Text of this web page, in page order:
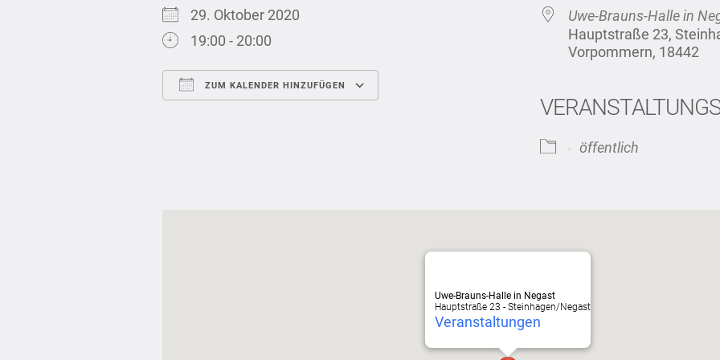
29. Oktober 2020
19:00 - 20:00
ZUM KALENDER HINZUFÜGEN
iCalendar
Uwe-Brauns-Halle in
Hauptstraße 23,
Vorpommern, 18442
öffentlich
Uwe-Brauns-Halle in Negast
Hauptstraße 23 - Steinhagen/Negast
Veranstaltungen